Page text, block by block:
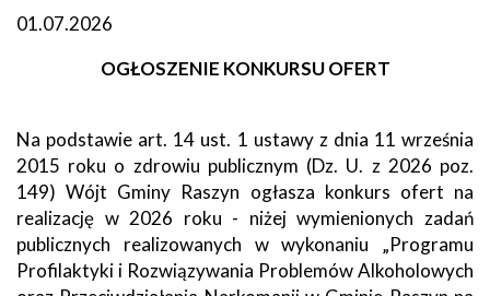
01.07.2026
OGŁOSZENIE KONKURSU OFERT
Na podstawie art. 14 ust. 1 ustawy z dnia 11 września
2015 roku o zdrowiu publicznym (Dz. U. z 2026 poz.
149) Wójt Gminy Raszyn ogłasza konkurs ofert na
realizację w 2026 roku - niżej wymienionych zadań
publicznych realizowanych w wykonaniu „Programu
Profilaktyki i Rozwiązywania Problemów Alkoholowych